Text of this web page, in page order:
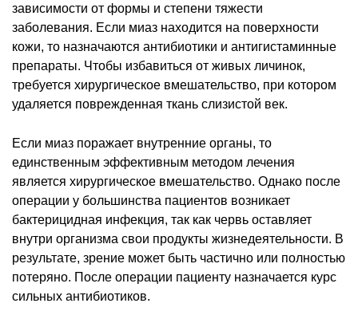
зависимости от формы и степени тяжести
заболевания. Если миаз находится на поверхности
кожи, то назначаются антибиотики и антигистаминные
препараты. Чтобы избавиться от живых личинок,
требуется хирургическое вмешательство, при котором
удаляется поврежденная ткань слизистой век.
Если миаз поражает внутренние органы, то
единственным эффективным методом лечения
является хирургическое вмешательство. Однако после
операции у большинства пациентов возникает
бактерицидная инфекция, так как червь оставляет
внутри организма свои продукты жизнедеятельности. В
результате, зрение может быть частично или полностью
потеряно. После операции пациенту назначается курс
сильных антибиотиков.